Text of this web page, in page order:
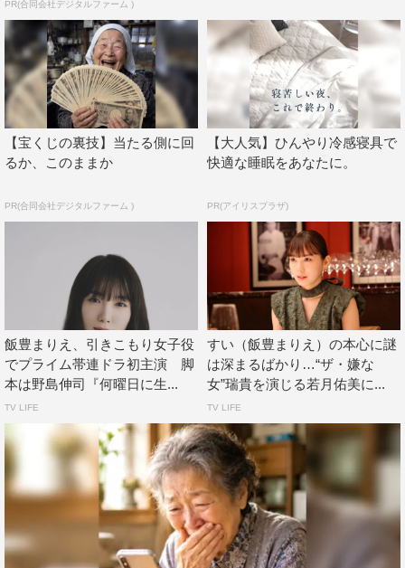
飯豊まりえ
PR(合同会社デジタルファーム )
【宝くじの裏技】当たる側に回
るか、このままか
PR(合同会社デジタルファーム )
【大人気】ひんやり冷感寝具で
快適な睡眠をあなたに。
PR(アイリスプラザ)
飯豊まりえ、引きこもり女子役
でプライム帯連ドラ初主演 脚
本は野島伸司『何曜日に生...
TV LIFE
すい（飯豊まりえ）の本心に謎
は深まるばかり…“ザ・嫌な
女”瑞貴を演じる若月佑美に...
TV LIFE